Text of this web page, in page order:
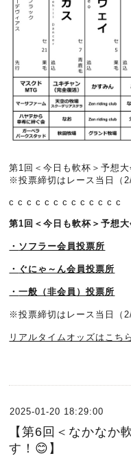
第1回＜今日も軟杯＞予想
※投票締切はレース当日（
c c c c c c c c c c c c c
第1回＜今日も軟杯＞予想
・ ソフラー会員投票所
・ ぐにゃ～ん会員投票所
・一般（非会員）投票所
※投票締切はレース当日（
リアルタイムオッズはこちら
2025-01-20 18:29:00
【第6回＜なかなか
す！😊】